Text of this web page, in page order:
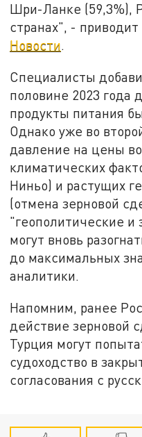
Шри-Ланке (59,3%),
странах", -
Новости.
Специалисты
половине 2023 года
продукты питания
Однако уже во
давление на цены
климатических
Ниньо) и растущих
(отмена зерновой
"геополитические и
могут вновь
до максимальных
аналитики.
Напомним, ранее
действие зерновой
Турция могут
судоходство в
согласования с